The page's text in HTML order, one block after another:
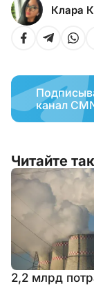
Клара
канал
Читайте
2,2 млрд